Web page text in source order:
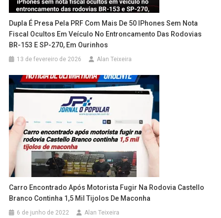
Dupla É Presa Pela PRF Com Mais De 50 IPhones Sem Nota
Fiscal Ocultos Em Veículo No Entroncamento Das Rodovias
BR-153 E SP-270, Em Ourinhos
13 de fevereiro de 2026 Alan Teixeira
Carro Encontrado Após Motorista Fugir Na Rodovia Castello
Branco Continha 1,5 Mil Tijolos De Maconha
6 de junho de 2022 Alan Teixeira